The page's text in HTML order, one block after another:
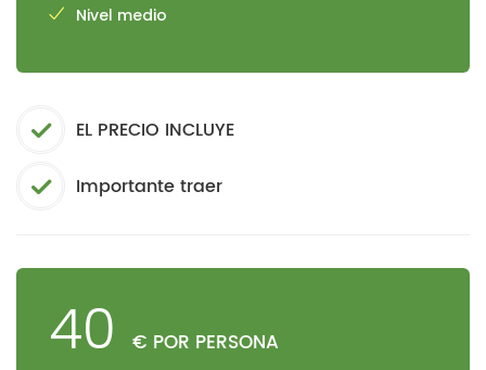
Nivel medio
EL PRECIO INCLUYE
Importante traer
40 € POR PERSONA